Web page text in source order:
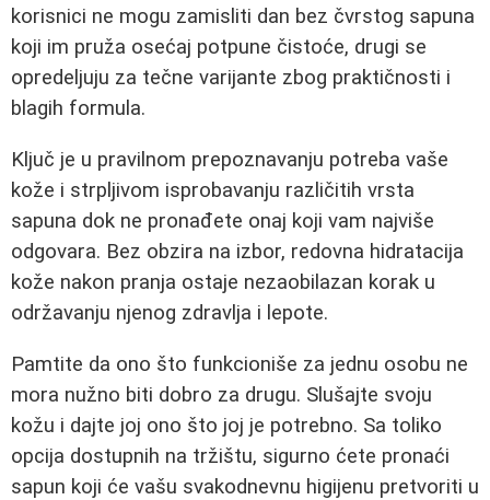
korisnici ne mogu zamisliti dan bez čvrstog sapuna
koji im pruža osećaj potpune čistoće, drugi se
opredeljuju za tečne varijante zbog praktičnosti i
blagih formula.
Ključ je u pravilnom prepoznavanju potreba vaše
kože i strpljivom isprobavanju različitih vrsta
sapuna dok ne pronađete onaj koji vam najviše
odgovara. Bez obzira na izbor, redovna hidratacija
kože nakon pranja ostaje nezaobilazan korak u
održavanju njenog zdravlja i lepote.
Pamtite da ono što funkcioniše za jednu osobu ne
mora nužno biti dobro za drugu. Slušajte svoju
kožu i dajte joj ono što joj je potrebno. Sa toliko
opcija dostupnih na tržištu, sigurno ćete pronaći
sapun koji će vašu svakodnevnu higijenu pretvoriti u